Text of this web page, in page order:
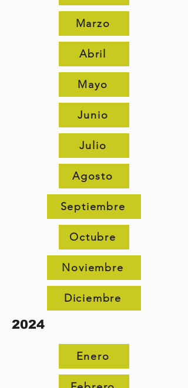
Marzo
Abril
Mayo
Junio
Julio
Agosto
Septiembre
Octubre
Noviembre
Diciembre
2024
Enero